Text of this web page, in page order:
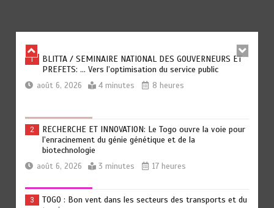
1
BLITTA / SEMINAIRE NATIONAL DES GOUVERNEURS ET
PREFETS: … Vers l’optimisation du service public
août 6, 2026 4 minutes 8 heures
2
RECHERCHE ET INNOVATION: Le Togo ouvre la voie pour
l’enracinement du génie génétique et de la
biotechnologie
août 6, 2026 3 minutes 17 heures
3
TOGO : Bon vent dans les secteurs des transports et du